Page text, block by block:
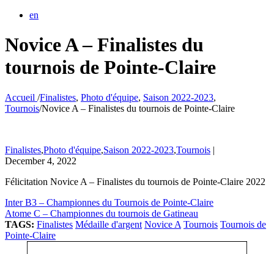
en
Novice A – Finalistes du
tournois de Pointe-Claire
Accueil /Finalistes, Photo d'équipe, Saison 2022-2023,
Tournois/Novice A – Finalistes du tournois de Pointe-Claire
Finalistes,Photo d'équipe,Saison 2022-2023,Tournois |
December 4, 2022
Félicitation Novice A – Finalistes du tournois de Pointe-Claire 2022
Inter B3 – Championnes du Tournois de Pointe-Claire
Atome C – Championnes du tournois de Gatineau
TAGS: Finalistes Médaille d'argent Novice A Tournois Tournois de
Pointe-Claire